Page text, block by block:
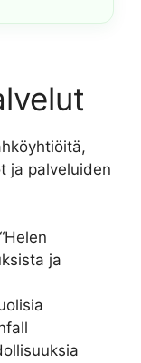
ja palveluiden
ja